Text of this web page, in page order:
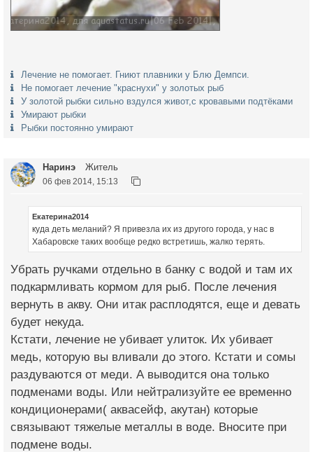
Лечение не помогает. Гниют плавники у Блю Демпси.
Не помогает лечение "краснухи" у золотых рыб
У золотой рыбки сильно вздулся живот,с кровавыми подтёками
Умирают рыбки
Рыбки постоянно умирают
Наринэ Житель
06 фев 2014, 15:13
Екатерина2014
куда деть меланий? Я привезла их из другого города, у нас в
Хабаровске таких вообще редко встретишь, жалко терять.
Убрать ручками отдельно в банку с водой и там их
подкармливать кормом для рыб. После лечения
вернуть в акву. Они итак расплодятся, еще и девать
будет некуда.
Кстати, лечение не убивает улиток. Их убивает
медь, которую вы вливали до этого. Кстати и сомы
раздуваются от меди. А выводится она только
подменами воды. Или нейтрализуйте ее временно
кондиционерами( аквасейф, акутан) которые
связывают тяжелые металлы в воде. Вносите при
подмене воды.